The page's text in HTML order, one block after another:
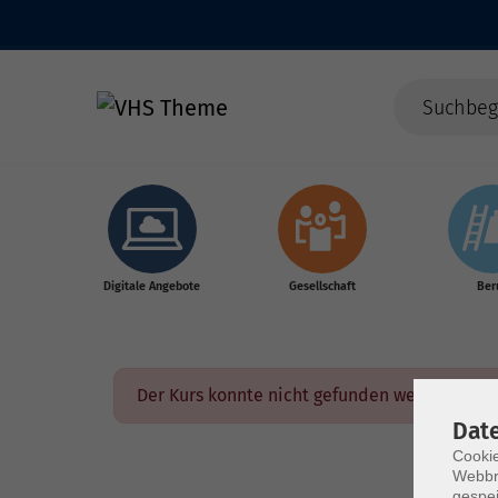
Digitale Angebote Gesellschaft
Der Kurs konnte nicht gefunden werden.